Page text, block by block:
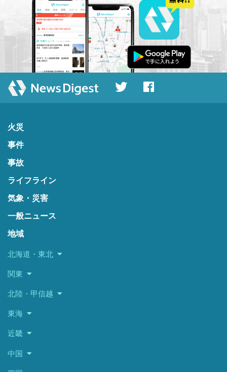
火災
事件
事故
ライフライン
気象・災害
一般ニュース
地域
北海道・東北
関東
北陸・甲信越
東海
近畿
中国